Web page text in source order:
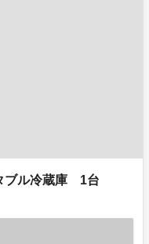
ブル冷蔵庫 1台